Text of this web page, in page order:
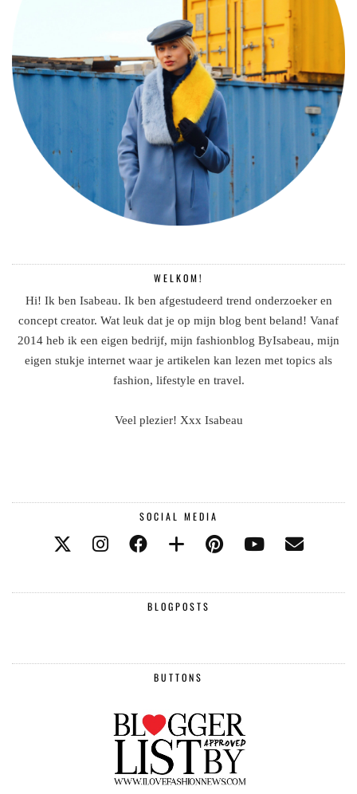
WELKOM!
Hi! Ik ben Isabeau. Ik ben afgestudeerd trend onderzoeker en
concept creator. Wat leuk dat je op mijn blog bent beland! Vanaf
2014 heb ik een eigen bedrijf, mijn fashionblog ByIsabeau, mijn
eigen stukje internet waar je artikelen kan lezen met topics als
fashion, lifestyle en travel.
Veel plezier! Xxx Isabeau
SOCIAL MEDIA
BLOGPOSTS
BUTTONS